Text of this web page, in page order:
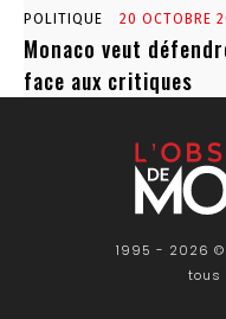
POLITIQUE 20 OCTOBRE
Monaco veut
face aux critiques
1995 - 2026 ©
tous